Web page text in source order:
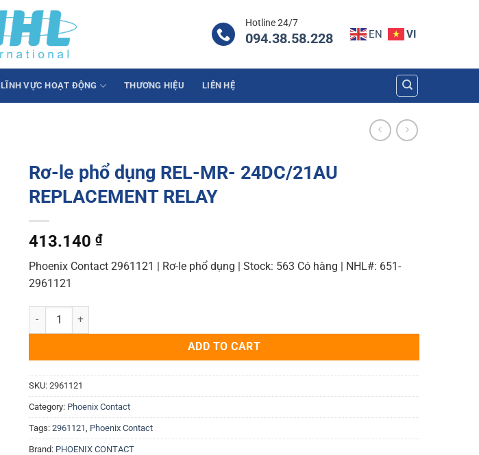
Hotline 24/7
094.38.58.228 EN VI
LĨNH VỰC HOẠT ĐỘNG THƯƠNG HIỆU LIÊN HỆ
Rơ-le phổ dụng REL-MR- 24DC/21AU
REPLACEMENT RELAY
413.140 ₫
Phoenix Contact 2961121 | Rơ-le phổ dụng | Stock: 563 Có hàng | NHL#: 651-
2961121
Rơ-le phổ dụng REL-MR- 24DC/21AU REPLACEMENT RELAY quantity
ADD TO CART
SKU: 2961121
Category: Phoenix Contact
Tags: 2961121 Phoenix Contact
Brand: PHOENIX CONTACT